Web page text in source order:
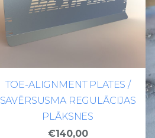
TOE-ALIGNMENT PLATES /
SAVĒRSUSMA REGULĀCIJAS
PLĀKSNES
€140,00